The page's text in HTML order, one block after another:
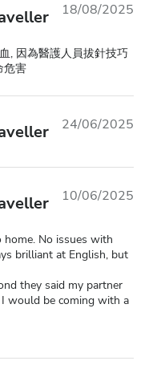
18/08/2025
, 因為醫護人員拔針技巧
危害
24/06/2025
10/06/2025
No issues with
brilliant at English, but
they said my partner
would be coming with a